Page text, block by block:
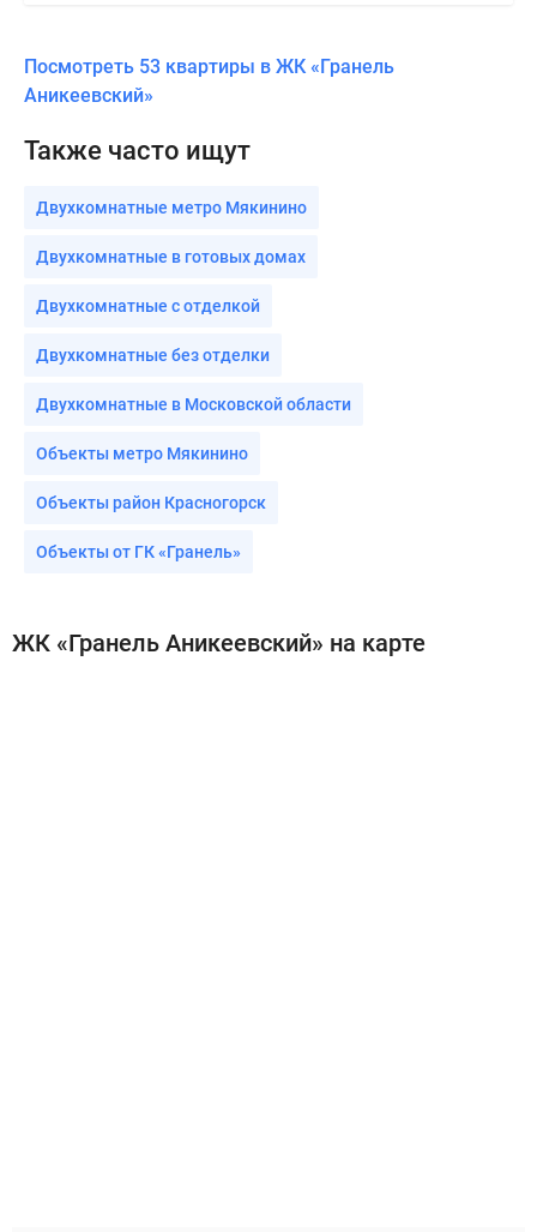
Посмотреть 53 квартиры в ЖК «Гранель
Аникеевский»
Также часто ищут
Двухкомнатные метро Мякинино
Двухкомнатные в готовых домах
Двухкомнатные с отделкой
Двухкомнатные без отделки
Двухкомнатные в Московской области
Объекты метро Мякинино
Объекты район Красногорск
Объекты от ГК «Гранель»
ЖК «Гранель Аникеевский» на карте